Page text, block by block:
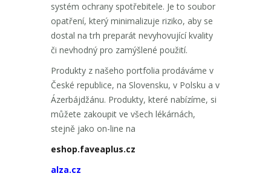
systém ochrany spotřebitele. Je to soubor
opatření, který minimalizuje riziko, aby se
dostal na trh preparát nevyhovující kvality
či nevhodný pro zamýšlené použití.
Produkty z našeho portfolia prodáváme v
České republice, na Slovensku, v Polsku a v
Ázerbájdžánu. Produkty, které nabízíme, si
můžete zakoupit ve všech lékárnách,
stejně jako on-line na
eshop.faveaplus.cz
alza.cz